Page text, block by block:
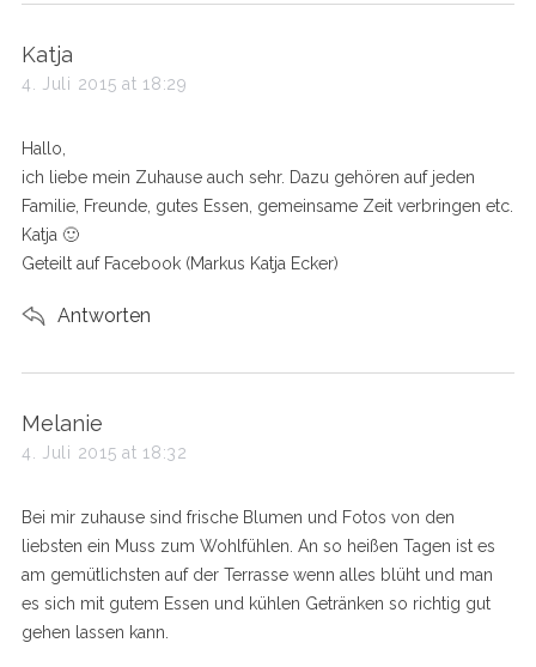
s
a
s
:
Katja
4. Juli 2015 at 18:29
Hallo,
ich liebe mein Zuhause auch sehr. Dazu gehören auf jeden
Familie, Freunde, gutes Essen, gemeinsame Zeit verbringen etc.
Katja 🙂
Geteilt auf Facebook (Markus Katja Ecker)
Antworten
s
a
s
:
Melanie
4. Juli 2015 at 18:32
Bei mir zuhause sind frische Blumen und Fotos von den
liebsten ein Muss zum Wohlfühlen. An so heißen Tagen ist es
am gemütlichsten auf der Terrasse wenn alles blüht und man
es sich mit gutem Essen und kühlen Getränken so richtig gut
gehen lassen kann.